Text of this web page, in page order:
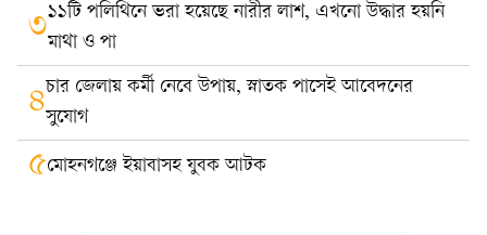
৩১১টি পলিথিনে ভরা হয়েছে নারীর লাশ, এখনো উদ্ধার হয়নি
মাথা ও পা
৪চার জেলায় কর্মী নেবে উপায়, স্নাতক পাসেই আবেদনের
সুযোগ
৫মোহনগঞ্জে ইয়াবাসহ যুবক আটক